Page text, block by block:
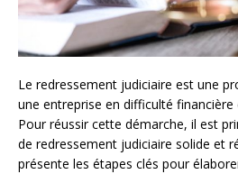
Le redressement judiciaire est une
une entreprise en difficulté financière
Pour réussir cette démarche, il est
de redressement judiciaire solide et
présente les étapes clés pour